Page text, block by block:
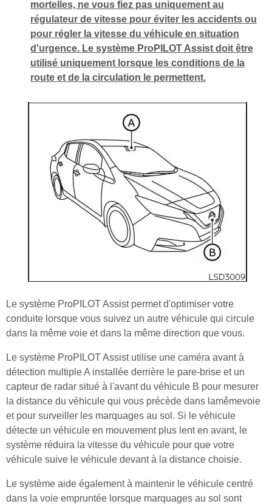
mortelles, ne vous fiez pas uniquement au
régulateur de vitesse pour éviter les accidents ou
pour régler la vitesse du véhicule en situation
d'urgence. Le système ProPILOT Assist doit être
utilisé uniquement lorsque les conditions de la
route et de la circulation le permettent.
Le système ProPILOT Assist permet d'optimiser votre
conduite lorsque vous suivez un autre véhicule qui circule
dans la même voie et dans la même direction que vous.
Le système ProPILOT Assist utilise une caméra avant à
détection multiple A installée derrière le pare-brise et un
capteur de radar situé à l'avant du véhicule B pour mesurer
la distance du véhicule qui vous précède dans lamêmevoie
et pour surveiller les marquages au sol. Si le véhicule
détecte un véhicule en mouvement plus lent en avant, le
système réduira la vitesse du véhicule pour que votre
véhicule suive le véhicule devant à la distance choisie.
Le système aide également à maintenir le véhicule centré
dans la voie empruntée lorsque marquages au sol sont